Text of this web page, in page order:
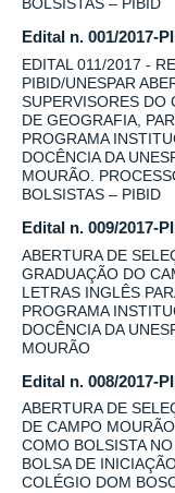
Edital n. 001/2017-
EDITAL 011/2017 -
PIBID/UNESPAR
SUPERVISORES DO
DE GEOGRAFIA,
PROGRAMA
DOCÊNCIA DA
MOURÃO.
BOLSISTAS – PIBID
Edital n. 009/2017-
ABERTURA DE
GRADUAÇÃO DO
LETRAS INGLÊS
PROGRAMA
DOCÊNCIA DA
MOURÃO
Edital n. 008/2017-
ABERTURA DE
DE CAMPO
COMO BOLSISTA
BOLSA DE
COLÉGIO DOM